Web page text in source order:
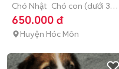
Chó Nhật Chó con (dưới 3
tháng tuổi)
650.000 đ
Huyện Hóc Môn